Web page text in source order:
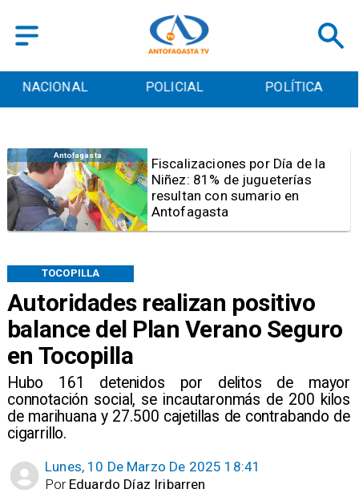
POLICIAL POLÍTICA CULTURA
Autoridades realizan positivo
balance del Plan Verano Seguro
en Tocopilla
Hubo 161 detenidos por delitos de mayor
connotación social, se incautaronmás de 200 kilos
de marihuana y 27.500 cajetillas de contrabando de
cigarrillo.
TOCOPILLA
Lunes, 10 De Marzo De 2025 18:41
Eduardo Díaz Iribarren
Por
Antofagasta
Tribunal frena opción de pena
mixta para Karen Rojo por